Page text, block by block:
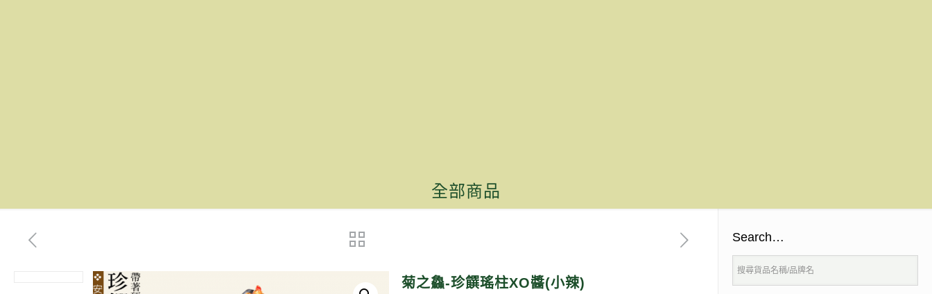
全部商品
菊之鱻-珍饌瑤柱XO醬(小辣)
Search…